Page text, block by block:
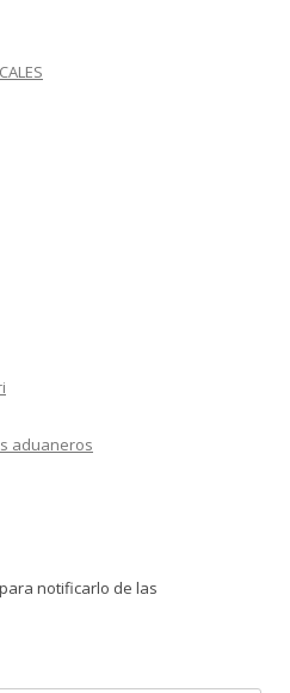
aduaneros
notificarlo de las